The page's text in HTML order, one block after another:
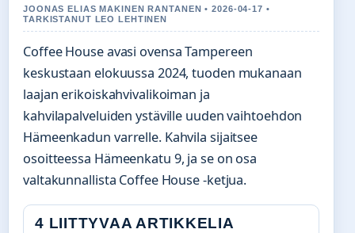
JOONAS ELIAS MAKINEN RANTANEN • 2026-04-17 •
TARKISTANUT LEO LEHTINEN
Coffee House avasi ovensa Tampereen
keskustaan elokuussa 2024, tuoden mukanaan
laajan erikoiskahvivalikoiman ja
kahvilapalveluiden ystäville uuden vaihtoehdon
Hämeenkadun varrelle. Kahvila sijaitsee
osoitteessa Hämeenkatu 9, ja se on osa
valtakunnallista Coffee House -ketjua.
4 LIITTYVAA ARTIKKELIA